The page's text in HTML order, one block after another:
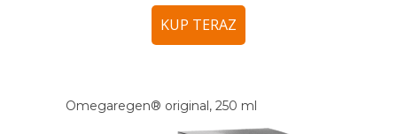
KUP TERAZ
Omegaregen® original, 250 ml